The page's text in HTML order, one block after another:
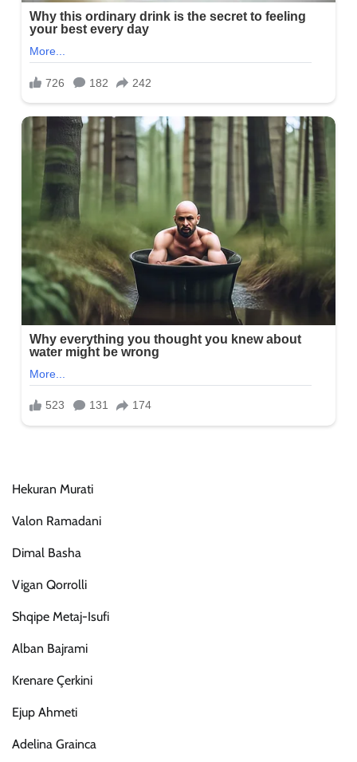
Hekuran Murati
Valon Ramadani
Dimal Basha
Vigan Qorrolli
Shqipe Metaj-Isufi
Alban Bajrami
Krenare Çerkini
Ejup Ahmeti
Adelina Grainca